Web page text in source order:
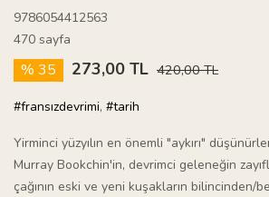
9786054412563
470 sayfa
% 35 273,00 TL 420,00 TL
#fransızdevrimi, #tarih
Yirminci yüzyılın en önemli "aykırı"
Murray Bookchin'in, devrimci geleneğin
çağının eski ve yeni kuşakların bilincinden/